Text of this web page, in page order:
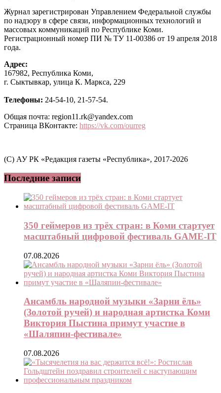
Журнал зарегистрирован Управлением Федеральной службы
по надзору в сфере связи, информационных технологий и
массовых коммуникаций по Республике Коми.
Регистрационный номер ПИ № ТУ 11-00386 от 19 апреля 2018
года.
Адрес:
167982, Республика Коми,
г. Сыктывкар, улица К. Маркса, 229
Телефоны: 24-54-10, 21-57-54.
Общая почта: region11.rk@yandex.com
Страница ВКонтакте: https://vk.com/ourreg
(C) АУ РК «Редакция газеты «Республика», 2017-2026
Последние записи
350 геймеров из трёх стран: в Коми стартует
масштабный цифровой фестиваль GAME-IT
07.08.2026
Ансамбль народной музыки «Зарни ёль»
(Золотой ручей) и народная артистка Коми
Виктория Пыстина примут участие в
«Шаляпин-фестивале»
07.08.2026